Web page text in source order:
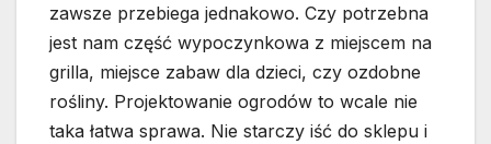
zawsze przebiega jednakowo. Czy potrzebna
jest nam część wypoczynkowa z miejscem na
grilla, miejsce zabaw dla dzieci, czy ozdobne
rośliny. Projektowanie ogrodów to wcale nie
taka łatwa sprawa. Nie starczy iść do sklepu i